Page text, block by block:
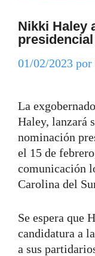
Nikki Haley
presidencial
01/02/2023 por
La
Haley, lanzará
nominación
el 15 de
comunicación
Carolina del
Se espera que
candidatura a
a sus